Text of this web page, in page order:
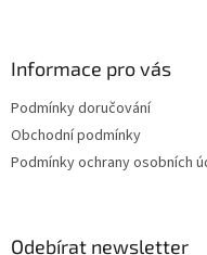
Informace pro vás
Podmínky doručování
Obchodní podmínky
Podmínky ochrany osobních
Odebírat newsletter